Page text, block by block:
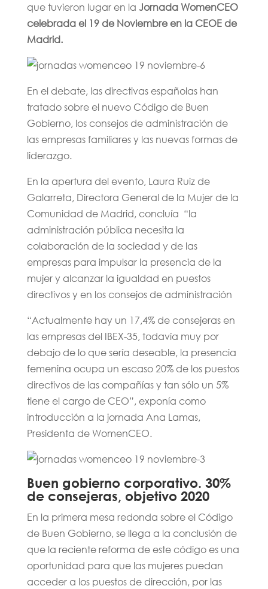
que tuvieron lugar en la Jornada WomenCEO
celebrada el 19 de Noviembre en la CEOE de
Madrid.
En el debate, las directivas españolas han
tratado sobre el nuevo Código de Buen
Gobierno, los consejos de administración de
las empresas familiares y las nuevas formas de
liderazgo.
En la apertura del evento, Laura Ruiz de
Galarreta, Directora General de la Mujer de la
Comunidad de Madrid, concluía “la
administración pública necesita la
colaboración de la sociedad y de las
empresas para impulsar la presencia de la
mujer y alcanzar la igualdad en puestos
directivos y en los consejos de administración
“Actualmente hay un 17,4% de consejeras en
las empresas del IBEX-35, todavía muy por
debajo de lo que sería deseable, la presencia
femenina ocupa un escaso 20% de los puestos
directivos de las compañías y tan sólo un 5%
tiene el cargo de CEO”, exponía como
introducción a la jornada Ana Lamas,
Presidenta de WomenCEO.
Buen gobierno corporativo. 30%
de consejeras, objetivo 2020
En la primera mesa redonda sobre el Código
de Buen Gobierno, se llega a la conclusión de
que la reciente reforma de este código es una
oportunidad para que las mujeres puedan
acceder a los puestos de dirección, por las